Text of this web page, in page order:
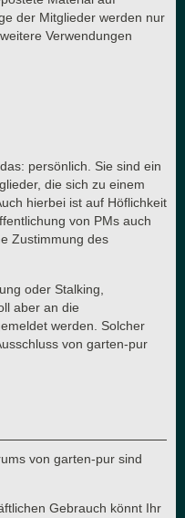
der Mitglieder werden nur
Verwendungen
persönlich. Sie sind ein
die sich zu einem
hierbei ist auf Höflichkeit
von PMs auch
Zustimmung des
oder Stalking,
aber an die
werden. Solcher
von garten-pur
von garten-pur sind
Gebrauch könnt Ihr